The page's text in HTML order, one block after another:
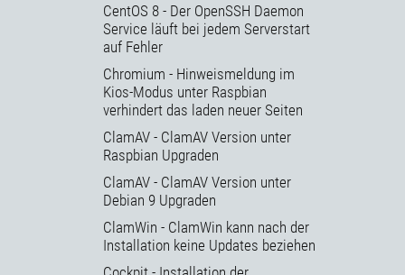
CentOS 8 - Der OpenSSH Daemon
Service läuft bei jedem Serverstart
auf Fehler
Chromium - Hinweismeldung im
Kios-Modus unter Raspbian
verhindert das laden neuer Seiten
ClamAV - ClamAV Version unter
Raspbian Upgraden
ClamAV - ClamAV Version unter
Debian 9 Upgraden
ClamWin - ClamWin kann nach der
Installation keine Updates beziehen